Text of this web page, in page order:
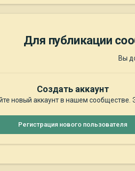
Для публикации
Вы
Создать аккаунт
новый аккаунт в нашем сообществе.
Регистрация нового пользователя